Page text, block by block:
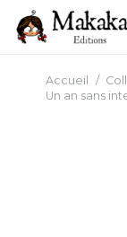
Accueil /
Un an sans